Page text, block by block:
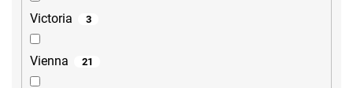
Victoria 3
Vienna 21